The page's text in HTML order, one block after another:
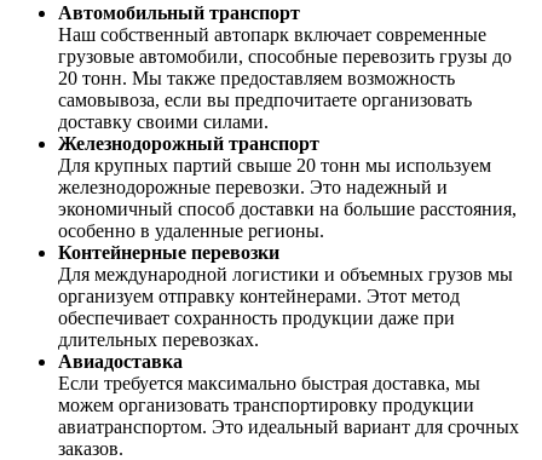
Автомобильный транспорт
Наш собственный автопарк включает современные
грузовые автомобили, способные перевозить грузы до
20 тонн. Мы также предоставляем возможность
самовывоза, если вы предпочитаете организовать
доставку своими силами.
Железнодорожный транспорт
Для крупных партий свыше 20 тонн мы используем
железнодорожные перевозки. Это надежный и
экономичный способ доставки на большие расстояния,
особенно в удаленные регионы.
Контейнерные перевозки
Для международной логистики и объемных грузов мы
организуем отправку контейнерами. Этот метод
обеспечивает сохранность продукции даже при
длительных перевозках.
Авиадоставка
Если требуется максимально быстрая доставка, мы
можем организовать транспортировку продукции
авиатранспортом. Это идеальный вариант для срочных
заказов.